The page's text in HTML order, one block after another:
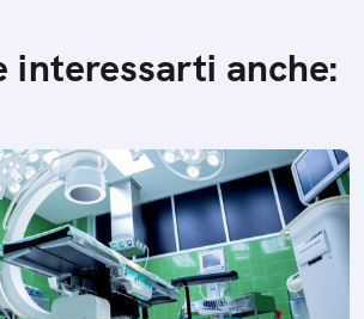
interessarti anche: